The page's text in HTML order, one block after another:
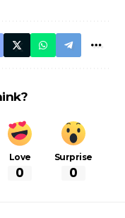
Love
0
Surprise
0